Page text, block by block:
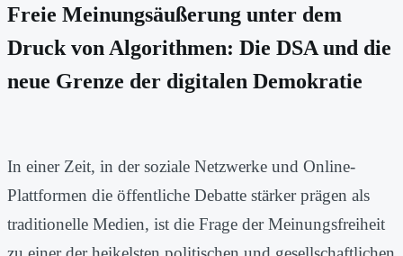
Freie Meinungsäußerung unter dem
Druck von Algorithmen: Die DSA und die
neue Grenze der digitalen Demokratie
In einer Zeit, in der soziale Netzwerke und Online-
Plattformen die öffentliche Debatte stärker prägen als
traditionelle Medien, ist die Frage der Meinungsfreiheit